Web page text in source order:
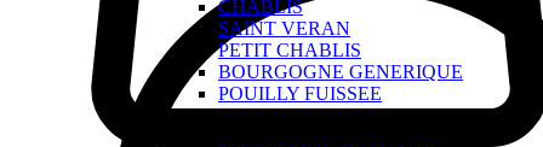
CHABLIS
SAINT VERAN
PETIT CHABLIS
BOURGOGNE GENERIQUE
POUILLY FUISSEE
MERCUREY